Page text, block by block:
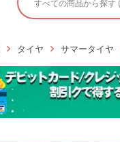
タイヤ サマータイヤ